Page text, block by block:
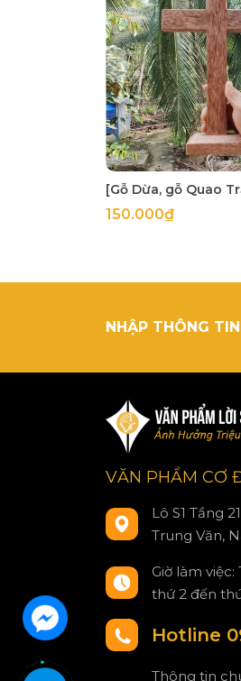
150.000₫
NHẬP THÔNG
VĂN PHẨM CƠ
Lô S1 Tầng
Trung Văn,
Giờ làm
thứ 2 đến
Hotline
Thông tin